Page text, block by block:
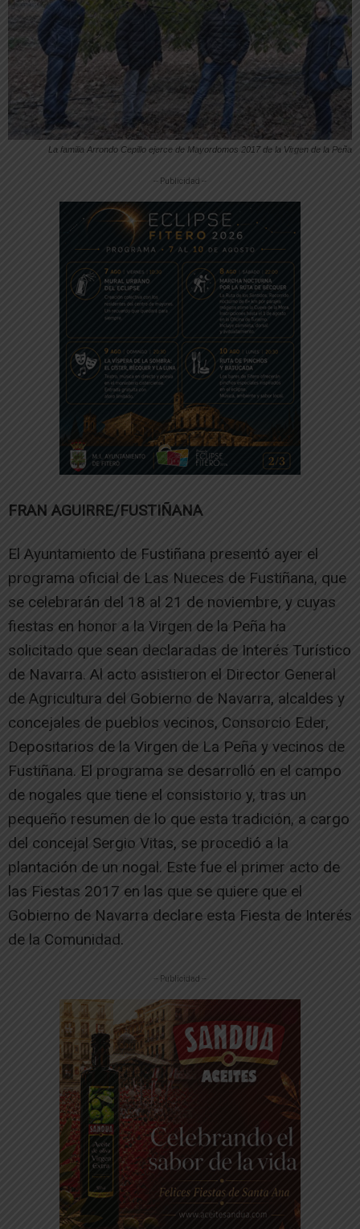
La familia Arrondo Cepillo ejerce de Mayordomos 2017 de la Virgen de la Peña
-- Publicidad --
FRAN AGUIRRE/FUSTIÑANA
El Ayuntamiento de Fustiñana presentó ayer el
programa oficial de Las Nueces de Fustiñana, que
se celebrarán del 18 al 21 de noviembre, y cuyas
fiestas en honor a la Virgen de la Peña ha
solicitado que sean declaradas de Interés Turístico
de Navarra. Al acto asistieron el Director General
de Agricultura del Gobierno de Navarra, alcaldes y
concejales de pueblos vecinos, Consorcio Eder,
Depositarios de la Virgen de La Peña y vecinos de
Fustiñana. El programa se desarrolló en el campo
de nogales que tiene el consistorio y, tras un
pequeño resumen de lo que esta tradición, a cargo
del concejal Sergio Vitas, se procedió a la
plantación de un nogal. Este fue el primer acto de
las Fiestas 2017 en las que se quiere que el
Gobierno de Navarra declare esta Fiesta de Interés
de la Comunidad.
-- Publicidad --